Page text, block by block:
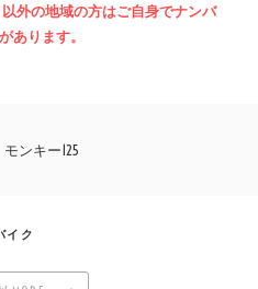
外の地域の方はご自身でナンバ
あります。
モンキー125
イク